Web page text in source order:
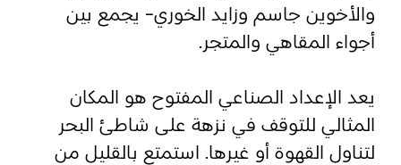
المفضلة رسم خريطة
أبو ظبي
منطقة العين
والأخوين جاسم وزايد الخوري- يجمع بين
أجواء المقاهي والمتجر.
يعد الإعداد الصناعي المفتوح هو المكان
المثالي للتوقف في نزهة على شاطئ البحر
لتناول القهوة أو غيرها. استمتع بالقليل من